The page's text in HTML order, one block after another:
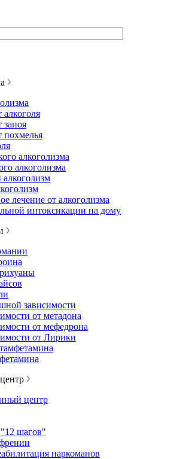
запоя
похмелья
алкоголизма
алкоголизма
лечение от алкоголизма
интоксикации на дому
зависимости
от метадона
от мефедрона
от Лирики
центр
шагов"
наркоманов